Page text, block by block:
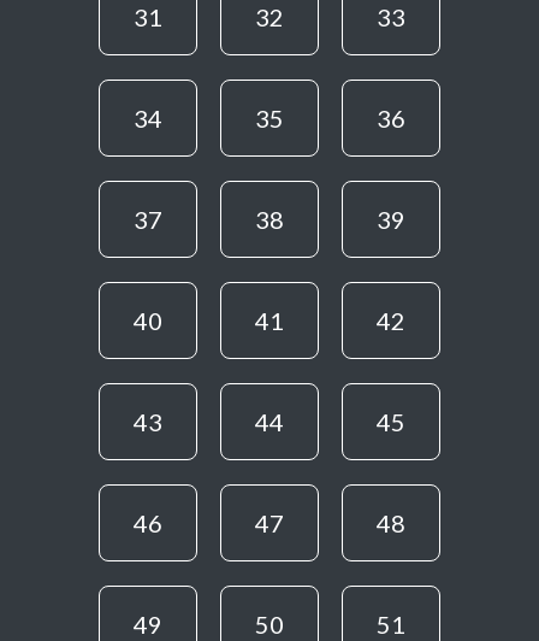
31 32 33
34 35 36
37 38 39
40 41 42
43 44 45
46 47 48
49 50 51